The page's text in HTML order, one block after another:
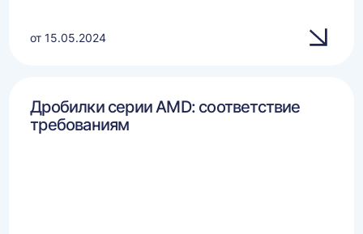
от 15.05.2024
Дробилки серии AMD: соответствие
требованиям